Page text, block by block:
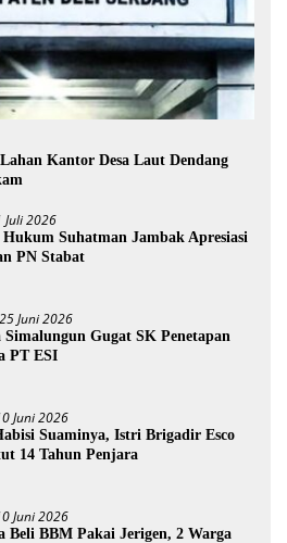
Kantor Desa Laut Dendang
Juli 2026
Hukum Suhatman Jambak Apresiasi
PN Stabat
Juni 2026
Simalungun Gugat SK Penetapan
PT ESI
Juni 2026
Suaminya, Istri Brigadir Esco
14 Tahun Penjara
Juni 2026
Beli BBM Pakai Jerigen, 2 Warga